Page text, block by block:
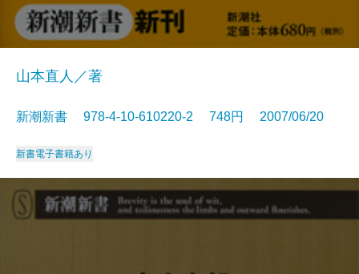
山本直人／著
新潮新書 978-4-10-610220-2 748円 2007/06/20
新書電子書籍あり